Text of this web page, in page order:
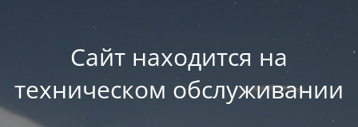
Сайт находится на
техническом обслуживании